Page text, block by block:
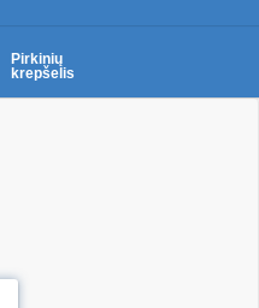
Pirkinių
krepšelis